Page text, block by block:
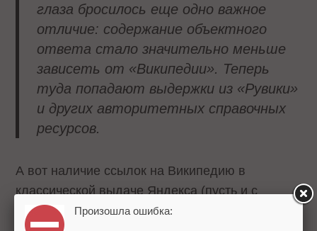
глаза бросилось еще одно важное
отличие: содержание объектного
ответа стало значительно меньше
зависеть от «Википедии». Теперь
туда попадают выдержки из «Рувики»
и других авторитетных справочных
ресурсов.
А вот наличие ссылок на Википедию в
классической выдаче Яндекса (пусть и с
пометкой о том, что этот ресурс нарушает
Произошла ошибка: